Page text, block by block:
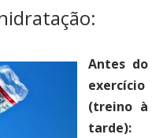
Antes do
exercício
(treino à
tarde):